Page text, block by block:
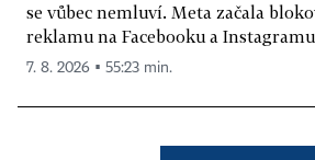
se vůbec nemluví. Meta začala
reklamu na Facebooku a Instagramu
7. 8. 2026 ▪ 55:23 min.